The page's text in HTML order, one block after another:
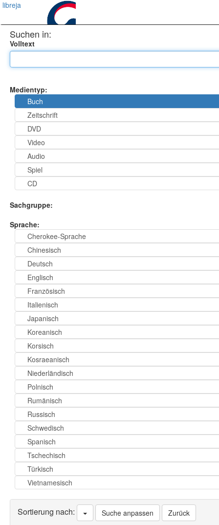
libreja
Suchen in:
Volltext
Medientyp:
Buch
Zeitschrift
DVD
Video
Audio
Spiel
CD
Sachgruppe:
Sprache:
Cherokee-Sprache
Chinesisch
Deutsch
Englisch
Französisch
Italienisch
Japanisch
Koreanisch
Korsisch
Kosraeanisch
Niederländisch
Polnisch
Rumänisch
Russisch
Schwedisch
Spanisch
Tschechisch
Türkisch
Vietnamesisch
Sortierung nach: Suche anpassen Zurück